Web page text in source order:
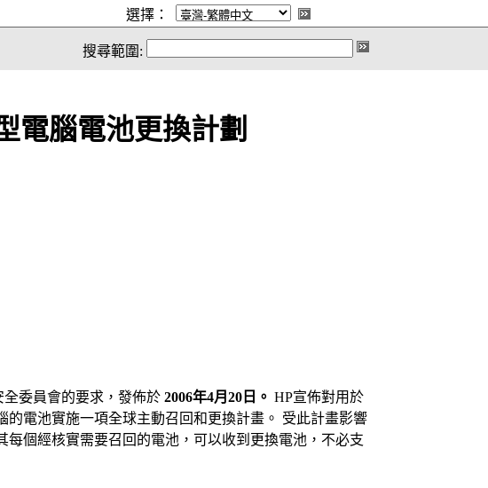
選擇：
搜尋範圍:
電腦電池更換計劃
委員會的要求，發佈於 2006年4月20日。 HP宣佈對用於
的電池實施一項全球主動召回和更換計畫。 受此計畫影響
每個經核實需要召回的電池，可以收到更換電池，不必支